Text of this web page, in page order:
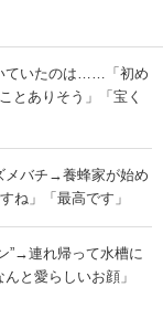
ていたのは……「初め
とありそう」「宝く
メバチ→養蜂家が始め
ね」「最高です」
”→連れ帰って水槽に
と愛らしいお顔」